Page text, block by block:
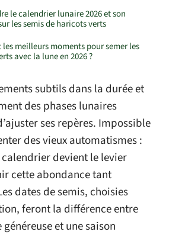
le calendrier lunaire 2026 et son
les semis de haricots verts
les meilleurs moments pour semer les
avec la lune en 2026 ?
subtils dans la durée et
des phases lunaires
ses repères. Impossible
des vieux automatismes :
devient le levier
cette abondance tant
dates de semis, choisies
feront la différence entre
et une saison